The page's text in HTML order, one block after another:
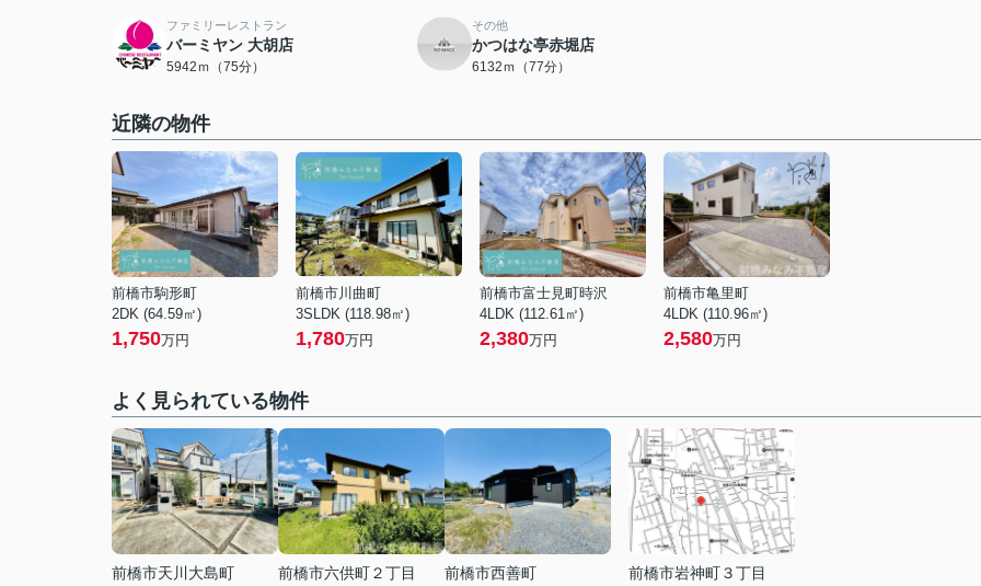
ファミリーレストラン
バーミヤン 大胡店
5942ｍ（75分）
その他
かつはな亭赤堀店
6132ｍ（77分）
近隣の物件
前橋市駒形町
2DK (64.59㎡)
1,750万円
前橋市川曲町
3SLDK (118.98㎡)
1,780万円
前橋市富士見町時沢
4LDK (112.61㎡)
2,380万円
前橋市亀里町
4LDK (110.96㎡)
2,580万円
よく見られている物件
前橋市天川大島町
前橋市六供町２丁目
前橋市西善町
前橋市岩神町３丁目